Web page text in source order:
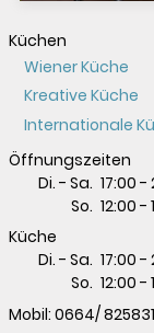
Küchen
Wiener Küche
Kreative Küche
Internationale
Öffnungszeiten
Di. - Sa. 17:00 -
So. 12:00 -
Küche
Di. - Sa. 17:00 -
So. 12:00 -
Mobil: 0664/